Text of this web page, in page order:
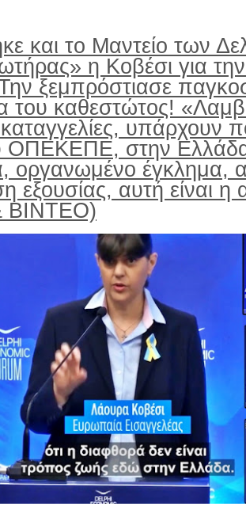
και το Μαντείο των
η Κοβέσι για
ξεμπρόστιασε
του καθεστώτος!
υπάρχουν
ΟΠΕΚΕΠΕ, στην
οργανωμένο έγκλημα,
εξουσίας, αυτή είναι η